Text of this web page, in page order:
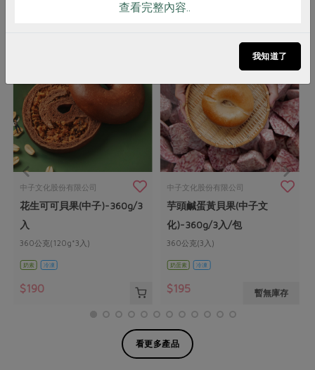
你可能有興趣的產品
中子文化股份有限公司
花生可可貝果(中子)-360g/3
入
360公克(120g*3入)
奶素 冷凍
$190
中子文化股份有限公司
芋頭鹹蛋黃貝果(中子文
化)-360g/3入/包
360公克(3入)
奶蛋素 冷凍
$195 暫無庫存
看更多產品
查看完整內容..
我知道了